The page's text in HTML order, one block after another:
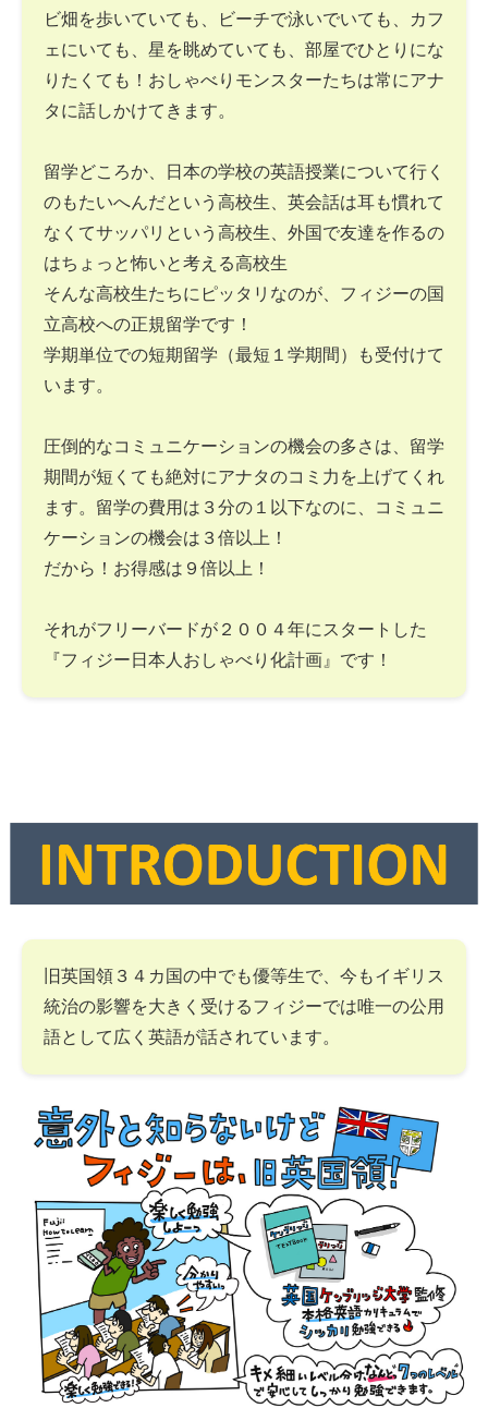
ビ畑を歩いていても、ビーチで泳いでいても、カフ
ェにいても、星を眺めていても、部屋でひとりにな
りたくても！おしゃべりモンスターたちは常にアナ
タに話しかけてきます。
留学どころか、日本の学校の英語授業について行く
のもたいへんだという高校生、英会話は耳も慣れて
なくてサッパリという高校生、外国で友達を作るの
はちょっと怖いと考える高校生
そんな高校生たちにピッタリなのが、フィジーの国
立高校への正規留学です！
学期単位での短期留学（最短１学期間）も受付けて
います。
圧倒的なコミュニケーションの機会の多さは、留学
期間が短くても絶対にアナタのコミ力を上げてくれ
ます。留学の費用は３分の１以下なのに、コミュニ
ケーションの機会は３倍以上！
だから！お得感は９倍以上！
それがフリーバードが２００４年にスタートした
『フィジー日本人おしゃべり化計画』です！
旧英国領３４カ国の中でも優等生で、今もイギリス
統治の影響を大きく受けるフィジーでは唯一の公用
語として広く英語が話されています。